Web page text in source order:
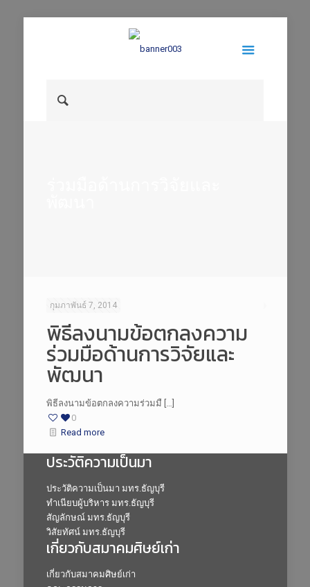
กุมภาพันธ์ 7, 2014
พิธีลงนามข้อตกลงความ
ร่วมมือด้านการวิจัยและ
พัฒนา
พิธีลงนามข้อตกลงความร่วมมื […]
0
Read more
ประวัติความเป็นมา
ประวัติความเป็นมา มทร.ธัญบุรี
ทำเนียบผู้บริหาร มทร.ธัญบุรี
สัญลักษณ์ มทร.ธัญบุรี
วิสัยทัศน์ มทร.ธัญบุรี
เกี่ยวกับสมาคมศิษย์เก่า
เกี่ยวกับสมาคมศิษย์เก่า